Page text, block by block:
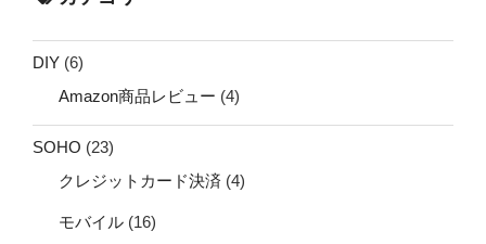
DIY (6)
Amazon商品レビュー (4)
SOHO (23)
クレジットカード決済 (4)
モバイル (16)